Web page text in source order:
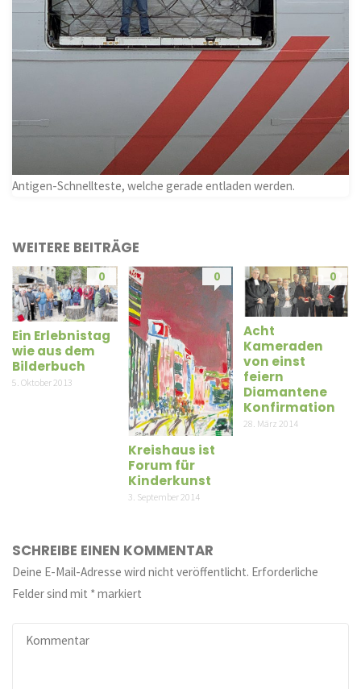
Antigen-Schnellteste, welche gerade entladen werden.
WEITERE BEITRÄGE
0
Ein Erlebnistag
wie aus dem
Bilderbuch
5. Oktober 2013
0
Kreishaus ist
Forum für
Kinderkunst
3. September 2014
0
Acht
Kameraden
von einst
feiern
Diamantene
Konfirmation
28. März 2014
SCHREIBE EINEN KOMMENTAR
Deine E-Mail-Adresse wird nicht veröffentlicht. Erforderliche
Felder sind mit *markiert